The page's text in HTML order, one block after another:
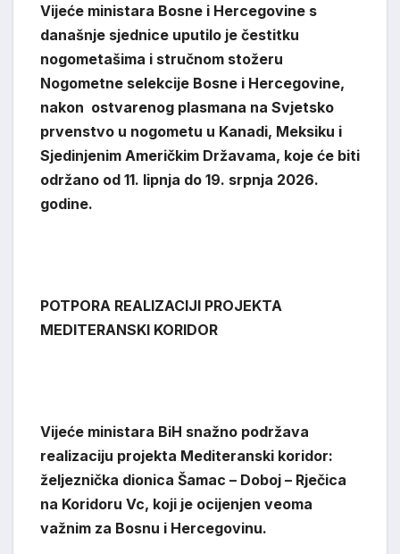
Vijeće ministara Bosne i Hercegovine s
današnje sjednice uputilo je čestitku
nogometašima i stručnom stožeru
Nogometne selekcije Bosne i Hercegovine,
nakon ostvarenog plasmana na Svjetsko
prvenstvo u nogometu u Kanadi, Meksiku i
Sjedinjenim Američkim Državama, koje će biti
održano od 11. lipnja do 19. srpnja 2026.
godine.
POTPORA REALIZACIJI PROJEKTA
MEDITERANSKI KORIDOR
Vijeće ministara BiH snažno podržava
realizaciju projekta Mediteranski koridor:
željeznička dionica Šamac – Doboj – Rječica
na Koridoru Vc, koji je ocijenjen veoma
važnim za Bosnu i Hercegovinu.